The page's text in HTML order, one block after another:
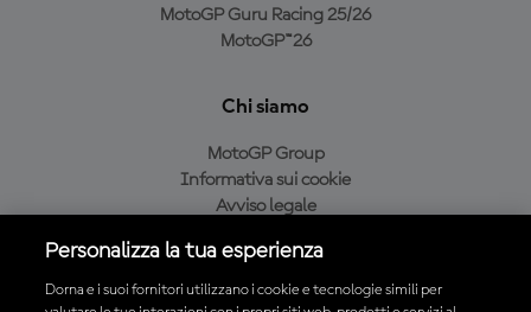
MotoGP Guru Racing 25/26
MotoGP™26
Chi siamo
MotoGP Group
Informativa sui cookie
Avviso legale
Condizioni di acquisto
Personalizza la tua esperienza
Dorna e i suoi fornitori utilizzano i cookie e tecnologie simili per